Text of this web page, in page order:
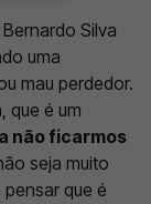
Silva
uma
mau perdedor.
que é um
não ficarmos
seja muito
que é